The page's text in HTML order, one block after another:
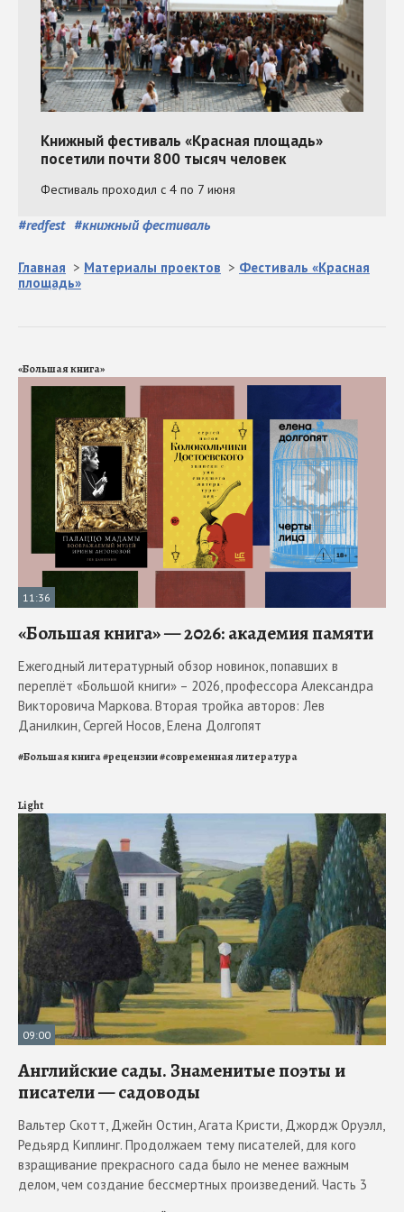
#redfest #книжный фестиваль
Главная > Материалы проектов > Фестиваль «Красная
площадь»
«Большая книга»
11:36
«Большая книга» — 2026: академия памяти
Ежегодный литературный обзор новинок, попавших в
переплёт «Большой книги» – 2026, профессора Александра
Викторовича Маркова. Вторая тройка авторов: Лев
Данилкин, Сергей Носов, Елена Долгопят
#Большая книга#рецензии#современная литература
Light
09:00
Английские сады. Знаменитые поэты и
писатели — садоводы
Вальтер Скотт, Джейн Остин, Агата Кристи, Джордж Оруэлл,
Редьярд Киплинг. Продолжаем тему писателей, для кого
взращивание прекрасного сада было не менее важным
делом, чем создание бессмертных произведений. Часть 3